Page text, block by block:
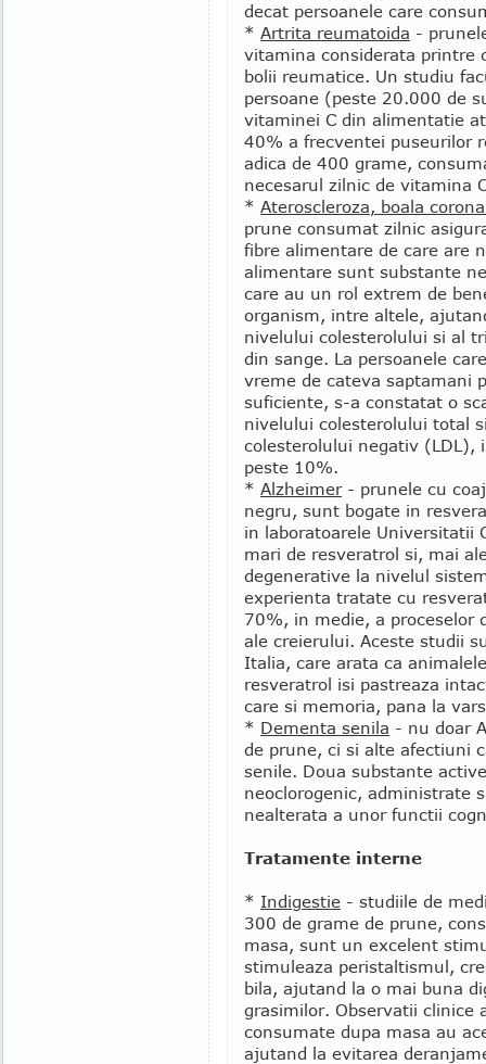
decat persoanele care
* Artrita reumatoida -
vitamina considerata printre
bolii reumatice. Un studiu
persoane (peste 20.000 de
vitaminei C din alimentatie
40% a frecventei puseurilor
adica de 400 grame,
necesarul zilnic de vitamina
* Ateroscleroza, boala
prune consumat zilnic
fibre alimentare de care are
alimentare sunt substante
care au un rol extrem de
organism, intre altele,
nivelului colesterolului si al
din sange. La persoanele
vreme de cateva saptamani
suficiente, s-a constatat o
nivelului colesterolului total
colesterolului negativ (LDL),
peste 10%.
* Alzheimer- prunele cu
negru, sunt bogate in
in laboratoarele Universitatii
mari de resveratrol si, mai
degenerative la nivelul
experienta tratate cu
70%, in medie, a proceselor
ale creierului. Aceste studii
Italia, care arata ca
resveratrol isi pastreaza
care si memoria, pana la
* Dementa senila - nu doar
de prune, ci si alte afectiuni
senile. Doua substante
neoclorogenic, administrate
nealterata a unor functii
Tratamente interne
* Indigestie - studiile de
300 de grame de prune,
masa, sunt un excelent
stimuleaza peristaltismul,
bila, ajutand la o mai buna
grasimilor. Observatii clinice
consumate dupa masa au
ajutand la evitarea